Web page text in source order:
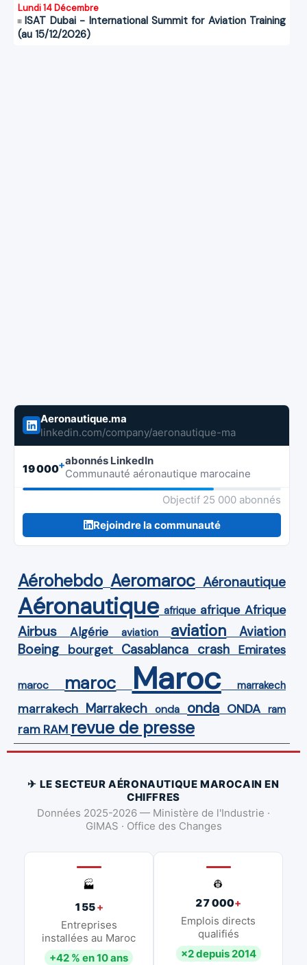
Lundi 14 Décembre
ISAT Dubai - International Summit for Aviation Training
(au 15/12/2026)
Aeronautique.ma
linkedin.com/company/aeronautique-ma
19 000+abonnés LinkedIn
Communauté aéronautique marocaine
Objectif 25 000 abonnés
Rejoindre la communauté
Aérohebdo Aeromaroc Aéronautique
Aéronautique afrique afrique Afrique
Airbus Algérie aviation aviation Aviation
Boeing bourget Casablanca crash Emirates
maroc maroc Maroc marrakech
marrakech Marrakech onda onda ONDA ram
ram RAM revue de presse
✈ LE SECTEUR AÉRONAUTIQUE MAROCAIN EN
CHIFFRES
Données 2025-2026 — Ministère de l'Industrie ·
GIMAS · Office des Changes
🏭
155+
Entreprises
installées au Maroc
+42 % en 10 ans
👷
27 000+
Emplois directs
qualifiés
×2 depuis 2014